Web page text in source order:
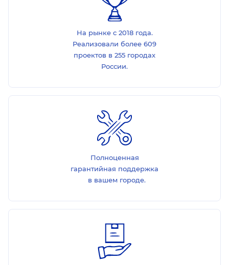
На рынке с 2018 года.
Реализовали более 609
проектов в 255 городах
России.
Полноценная
гарантийная поддержка
в вашем городе.